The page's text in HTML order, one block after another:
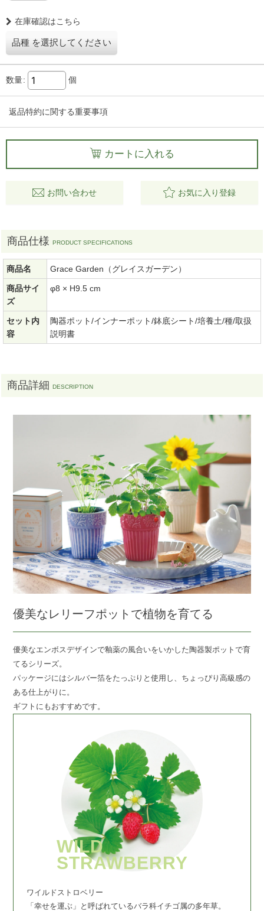
在庫確認はこちら
品種 を選択してください
数量: 個
返品特約に関する重要事項
カートに入れる
お問い合わせ お気に入り登録
商品詳細
優美なレリーフポットで植物を育てる
優美なエンボスデザインで釉薬の風合いをいかした陶器製ポットで育
てるシリーズ。
パッケージにはシルバー箔をたっぷりと使用し、ちょっぴり高級感の
ある仕上がりに。
ギフトにもおすすめです。
WILD
STRAWBERRY
ワイルドストロベリー
「幸せを運ぶ」と呼ばれているバラ科イチゴ属の多年草。
商品仕様
商品名 Grace Garden（グレイスガーデン）
商品サイ
ズ
φ8 × H9.5 cm
セット内
容
陶器ポット/インナーポット/鉢底シート/培養土/種/取扱
説明書